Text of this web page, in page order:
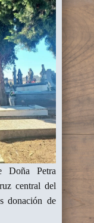
Doña Petra
central del
donación de